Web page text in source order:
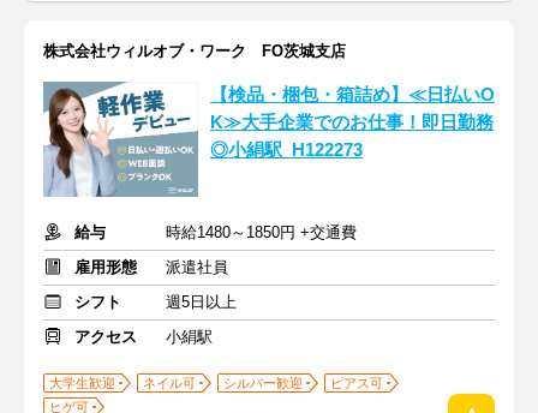
株式会社ウィルオブ・ワーク FO茨城支店
【検品・梱包・箱詰め】≪日払いO
K≫大手企業でのお仕事！即日勤務
◎小絹駅_H122273
給与
時給1480～1850円 +交通費
雇用形態
派遣社員
シフト
週5日以上
アクセス
小絹駅
大学生歓迎 ネイル可 シルバー歓迎
ピアス可
ヒゲ可